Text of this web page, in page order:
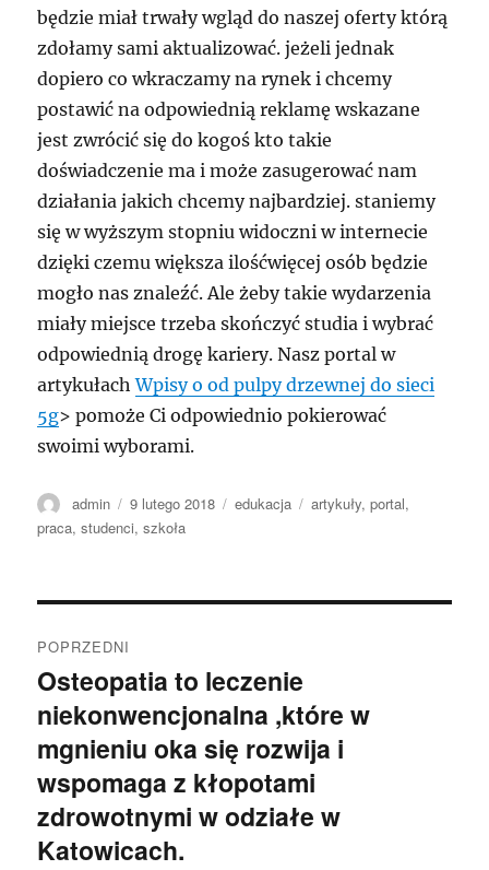
będzie miał trwały wgląd do naszej oferty którą
zdołamy sami aktualizować. jeżeli jednak
dopiero co wkraczamy na rynek i chcemy
postawić na odpowiednią reklamę wskazane
jest zwrócić się do kogoś kto takie
doświadczenie ma i może zasugerować nam
działania jakich chcemy najbardziej. staniemy
się w wyższym stopniu widoczni w internecie
dzięki czemu większa ilośćwięcej osób będzie
mogło nas znaleźć. Ale żeby takie wydarzenia
miały miejsce trzeba skończyć studia i wybrać
odpowiednią drogę kariery. Nasz portal w
artykułachWpisy o od pulpy drzewnej do sieci
5g> pomoże Ci odpowiednio pokierować
swoimi wyborami.
Autor
admin
Data
publikacji
9 lutego 2018 Kategorie
edukacja Tagi
artykuły,portal,
praca,studenci,szkoła
wpisu
POPRZEDNI
Poprzedni
wpis:
Osteopatia to leczenie
niekonwencjonalna ,które w
mgnieniu oka się rozwija i
wspomaga z kłopotami
zdrowotnymi w odziałe w
Katowicach.